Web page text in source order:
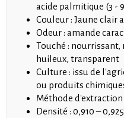
acide palmitique (3 -
Couleur : Jaune clair
Odeur : amande
Touché :
huileux, transparent
Culture : issu de
ou produits
Méthode
Densité : 0,910 –